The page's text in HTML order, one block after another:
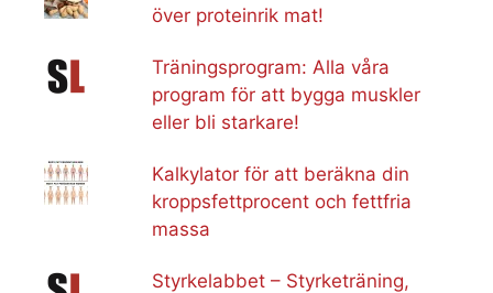
över proteinrik mat!
Träningsprogram: Alla våra
program för att bygga muskler
eller bli starkare!
Kalkylator för att beräkna din
kroppsfettprocent och fettfria
massa
Styrkelabbet – Styrketräning,